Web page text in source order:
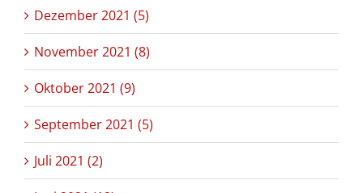
Dezember 2021 (5)
November 2021 (8)
Oktober 2021 (9)
September 2021 (5)
Juli 2021 (2)